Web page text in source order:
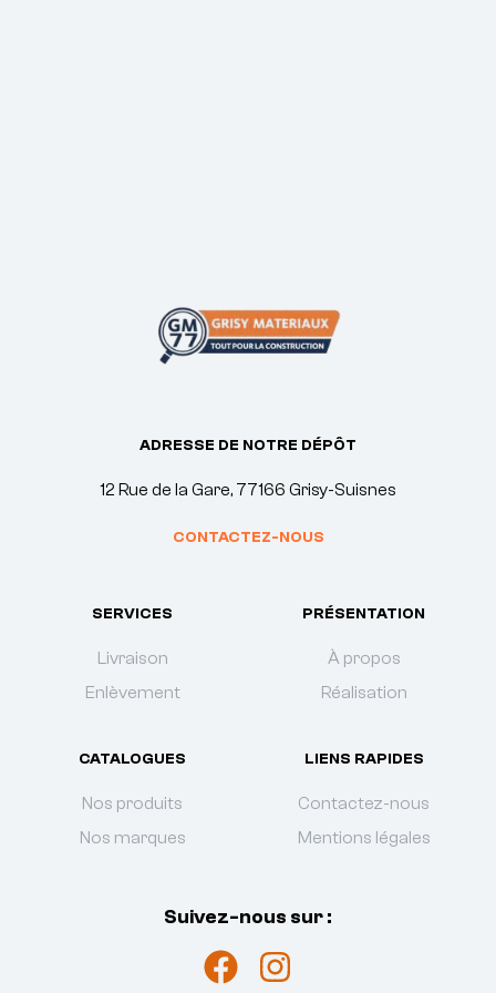
ADRESSE DE NOTRE DÉPÔT
12 Rue de la Gare, 77166 Grisy-Suisnes
CONTACTEZ-NOUS
SERVICES
Livraison
Enlèvement
PRÉSENTATION
À propos
Réalisation
CATALOGUES
Nos produits
Nos marques
LIENS RAPIDES
Contactez-nous
Mentions légales
Suivez-nous sur :